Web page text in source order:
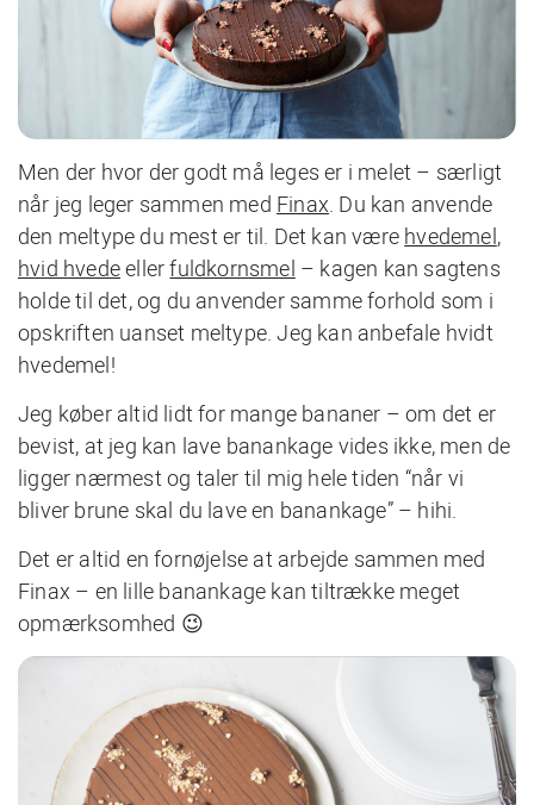
Men der hvor der godt må leges er i melet – særligt
når jeg leger sammen med Finax. Du kan anvende
den meltype du mest er til. Det kan være hvedemel,
hvid hvedeellerfuldkornsmel – kagen kan sagtens
holde til det, og du anvender samme forhold som i
opskriften uanset meltype. Jeg kan anbefale hvidt
hvedemel!
Jeg køber altid lidt for mange bananer – om det er
bevist, at jeg kan lave banankage vides ikke, men de
ligger nærmest og taler til mig hele tiden “når vi
bliver brune skal du lave en banankage” – hihi.
Det er altid en fornøjelse at arbejde sammen med
Finax – en lille banankage kan tiltrække meget
opmærksomhed 😉